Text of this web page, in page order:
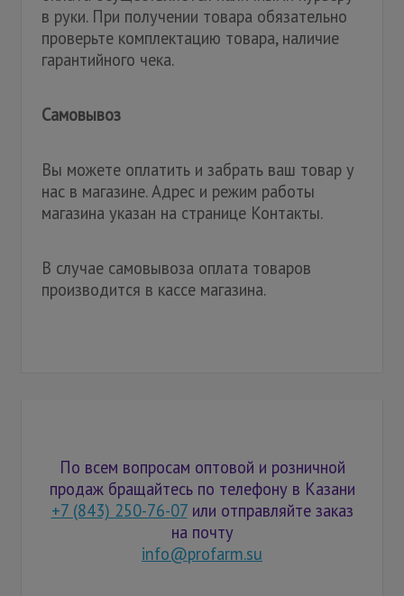
в руки. При получении товара обязательно
проверьте комплектацию товара, наличие
гарантийного чека.
Самовывоз
Вы можете оплатить и забрать ваш товар у
нас в магазине. Адрес и режим работы
магазина указан на странице Контакты.
В случае самовывоза оплата товаров
производится в кассе магазина.
По всем вопросам оптовой и розничной
продаж бращайтесь по телефону в Казани
+7 (843) 250-76-07или отправляйте заказ
на почту
info@profarm.su